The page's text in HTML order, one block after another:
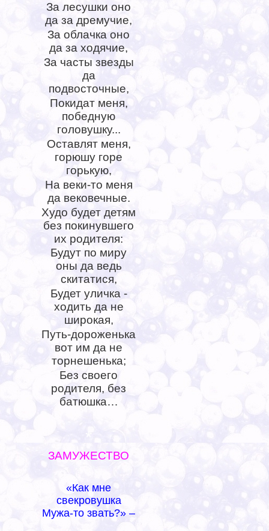
За лесушки оно
да за дремучие,
За облачка оно
да за ходячие,
За часты звезды
да
подвосточные,
Покидат меня,
победную
головушку...
Оставлят меня,
горюшу горе
горькую,
На веки-то меня
да вековечные.
Худо будет детям
без покинувшего
их родителя:
Будут по миру
оны да ведь
скитатися,
Будет уличка -
ходить да не
широкая,
Путь-дороженька
вот им да не
торнешенька;
Без своего
родителя, без
батюшка…
ЗАМУЖЕСТВО
«Как мне
свекровушка
Мужа-то звать?» –